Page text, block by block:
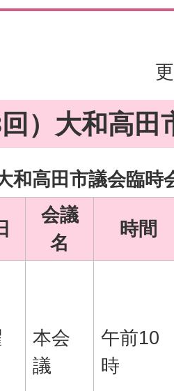
）大和高田
和高田市議会臨時
会議
名
時間
本会
議
午前10
時